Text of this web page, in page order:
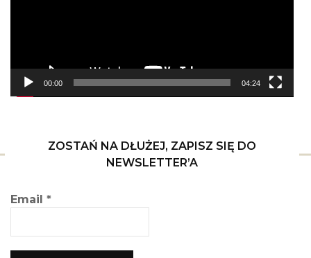
00:00 04:24
ZOSTAŃ NA DŁUŻEJ, ZAPISZ SIĘ DO
NEWSLETTER’A
Email *